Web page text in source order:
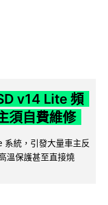
v14 Lite 頻
須自費維修
系統，引發大量車主反
溫保護甚至直接燒